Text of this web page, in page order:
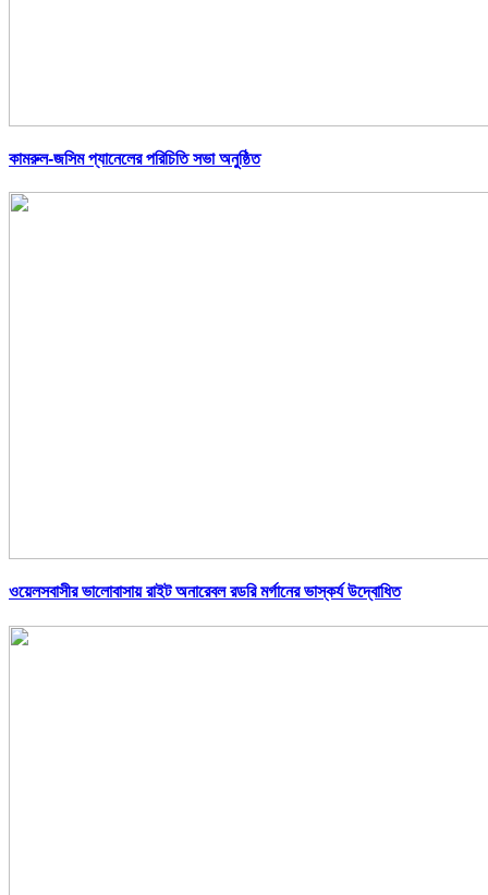
কামরুল-জসিম প্যানেলের পরিচিতি সভা অনুষ্ঠিত
ওয়েলসবাসীর ভালোবাসায় রাইট অনারেবল রডরি মর্গানের ভাস্কর্য উদ্বোধিত